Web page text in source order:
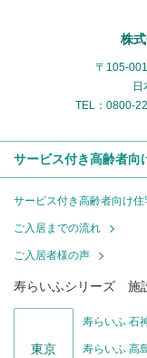
株
〒105-
日
TEL：0800-
サービス付き高齢者向
サービス付き高齢者向け住
ご入居までの流れ
ご入居者様の声
寿らいふシリーズ 施
東京
寿らいふ 石
寿らいふ 高